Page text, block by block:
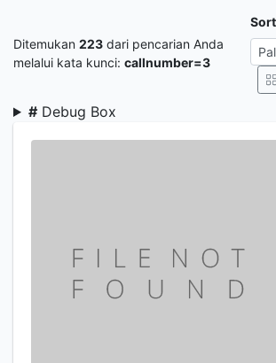
Ditemukan 223 dari pencarian Anda
melalui kata kunci: callnumber=3
# Debug Box